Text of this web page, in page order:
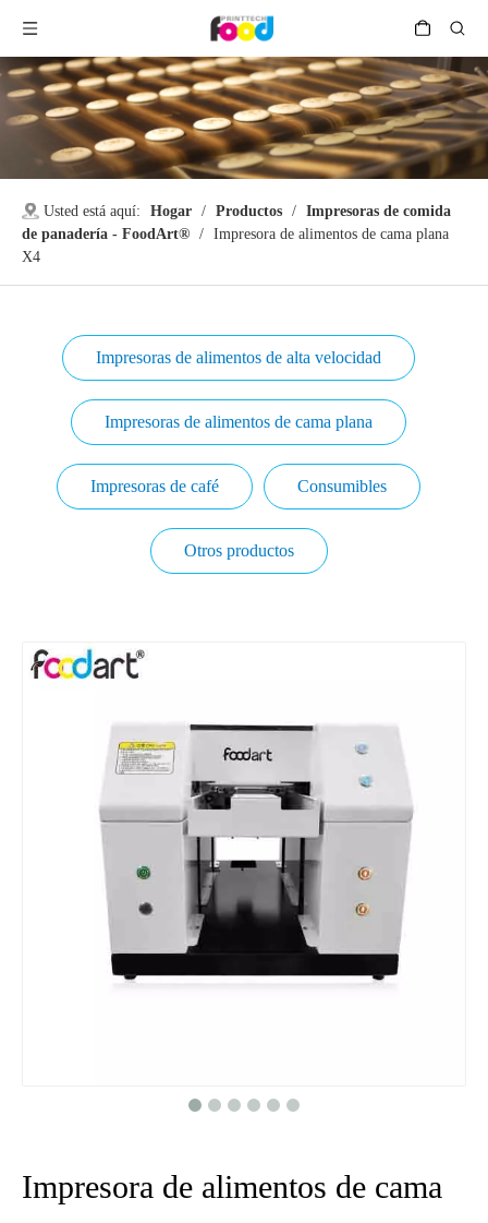
Usted está aquí: Hogar / Productos / Impresoras de comida
de panadería - FoodArt® / Impresora de alimentos de cama plana
X4
Impresoras de alimentos de alta velocidad
Impresoras de alimentos de cama plana
Impresoras de café Consumibles
Otros productos
Impresora de alimentos de cama